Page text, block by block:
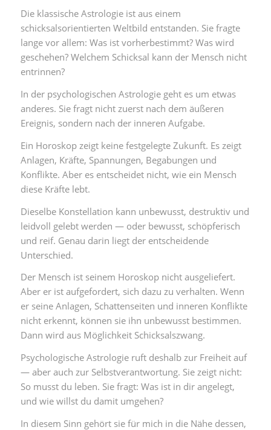
Die klassische Astrologie ist aus einem
schicksalsorientierten Weltbild entstanden. Sie fragte
lange vor allem: Was ist vorherbestimmt? Was wird
geschehen? Welchem Schicksal kann der Mensch nicht
entrinnen?
In der psychologischen Astrologie geht es um etwas
anderes. Sie fragt nicht zuerst nach dem äußeren
Ereignis, sondern nach der inneren Aufgabe.
Ein Horoskop zeigt keine festgelegte Zukunft. Es zeigt
Anlagen, Kräfte, Spannungen, Begabungen und
Konflikte. Aber es entscheidet nicht, wie ein Mensch
diese Kräfte lebt.
Dieselbe Konstellation kann unbewusst, destruktiv und
leidvoll gelebt werden — oder bewusst, schöpferisch
und reif. Genau darin liegt der entscheidende
Unterschied.
Der Mensch ist seinem Horoskop nicht ausgeliefert.
Aber er ist aufgefordert, sich dazu zu verhalten. Wenn
er seine Anlagen, Schattenseiten und inneren Konflikte
nicht erkennt, können sie ihn unbewusst bestimmen.
Dann wird aus Möglichkeit Schicksalszwang.
Psychologische Astrologie ruft deshalb zur Freiheit auf
— aber auch zur Selbstverantwortung. Sie zeigt nicht:
So musst du leben. Sie fragt: Was ist in dir angelegt,
und wie willst du damit umgehen?
In diesem Sinn gehört sie für mich in die Nähe dessen,